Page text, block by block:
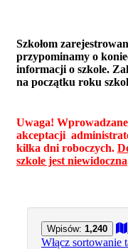
Szkołom
przypominamy o
informacji o szkole.
na początku roku
Uwaga!
akceptacji
kilka dni roboczych.
szkole jest niewidoczna
Wpisów: 1,240
Włącz sortowanie